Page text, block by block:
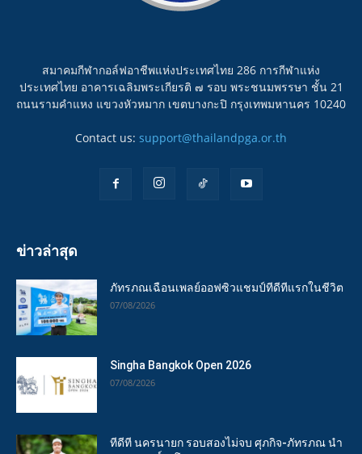
สมาคมกีฬากอล์ฟอาชีพแห่งประเทศไทย 286 การกีฬาแห่ง
ประเทศไทย อาคารเฉลิมพระเกียรติ ๗ รอบ พระชนมพรรษา ชั้น 21
ถนนรามคำแหง แขวงหัวหมาก เขตบางกะปิ กรุงเทพมหานคร 10240
Contact us: support@thailandpga.or.th
ข่าวล่าสุด
ภัทรภณเฉือนเพลย์ออฟซิวแชมป์ทีดีทีแรกในชีวิต
07/08/2026
Singha Bangkok Open 2026
07/08/2026
ทีดีที นครนายก รอบสองไม่จบ ศุภกิจ-ภัทรภณ นำ